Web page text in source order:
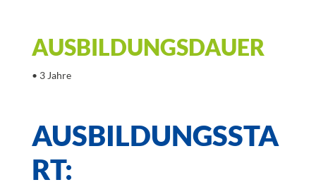
AUSBILDUNGSDAUER
• 3 Jahre
AUSBILDUNGSSTA
RT: